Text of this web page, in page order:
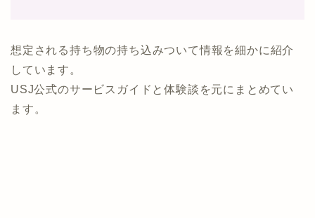
想定される持ち物の持ち込みついて情報を細かに紹介
しています。
USJ公式のサービスガイドと体験談を元にまとめてい
ます。